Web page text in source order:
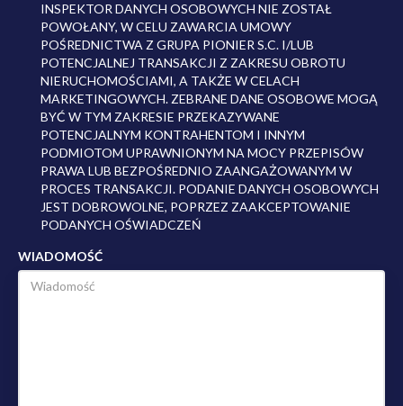
INSPEKTOR DANYCH OSOBOWYCH NIE ZOSTAŁ
POWOŁANY, W CELU ZAWARCIA UMOWY
POŚREDNICTWA Z GRUPA PIONIER S.C. I/LUB
POTENCJALNEJ TRANSAKCJI Z ZAKRESU OBROTU
NIERUCHOMOŚCIAMI, A TAKŻE W CELACH
MARKETINGOWYCH. ZEBRANE DANE OSOBOWE MOGĄ
BYĆ W TYM ZAKRESIE PRZEKAZYWANE
POTENCJALNYM KONTRAHENTOM I INNYM
PODMIOTOM UPRAWNIONYM NA MOCY PRZEPISÓW
PRAWA LUB BEZPOŚREDNIO ZAANGAŻOWANYM W
PROCES TRANSAKCJI. PODANIE DANYCH OSOBOWYCH
JEST DOBROWOLNE, POPRZEZ ZAAKCEPTOWANIE
PODANYCH OŚWIADCZEŃ
WIADOMOŚĆ